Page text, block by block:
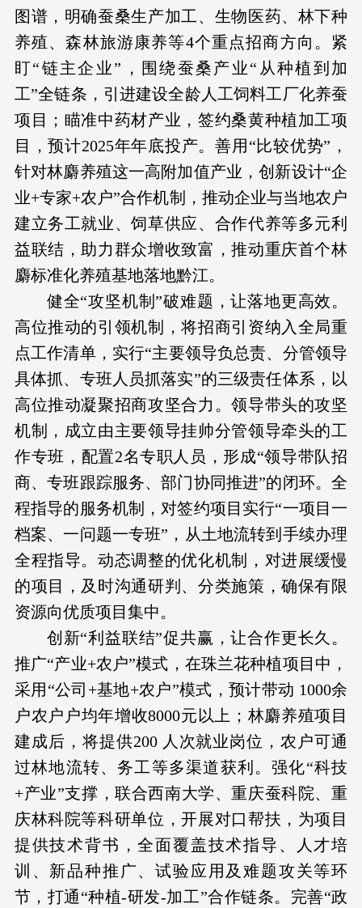
图谱，明确蚕桑生产加工、生物医药、林下种
养殖、森林旅游康养等4个重点招商方向。紧
盯“链主企业”，围绕蚕桑产业“从种植到加
工”全链条，引进建设全龄人工饲料工厂化养蚕
项目；瞄准中药材产业，签约桑黄种植加工项
目，预计2025年年底投产。善用“比较优势”，
针对林麝养殖这一高附加值产业，创新设计“企
业+专家+农户”合作机制，推动企业与当地农户
建立务工就业、饲草供应、合作代养等多元利
益联结，助力群众增收致富，推动重庆首个林
麝标准化养殖基地落地黔江。
健全“攻坚机制”破难题，让落地更高效。
高位推动的引领机制，将招商引资纳入全局重
点工作清单，实行“主要领导负总责、分管领导
具体抓、专班人员抓落实”的三级责任体系，以
高位推动凝聚招商攻坚合力。领导带头的攻坚
机制，成立由主要领导挂帅分管领导牵头的工
作专班，配置2名专职人员，形成“领导带队招
商、专班跟踪服务、部门协同推进”的闭环。全
程指导的服务机制，对签约项目实行“一项目一
档案、一问题一专班”，从土地流转到手续办理
全程指导。动态调整的优化机制，对进展缓慢
的项目，及时沟通研判、分类施策，确保有限
资源向优质项目集中。
创新“利益联结”促共赢，让合作更长久。
推广“产业+农户”模式，在珠兰花种植项目中，
采用“公司+基地+农户”模式，预计带动 1000余
户农户户均年增收8000元以上；林麝养殖项目
建成后，将提供200 人次就业岗位，农户可通
过林地流转、务工等多渠道获利。强化“科技
+产业”支撑，联合西南大学、重庆蚕科院、重
庆林科院等科研单位，开展对口帮扶，为项目
提供技术背书，全面覆盖技术指导、人才培
训、新品种推广、试验应用及难题攻关等环
节，打通“种植-研发-加工”合作链条。完善“政